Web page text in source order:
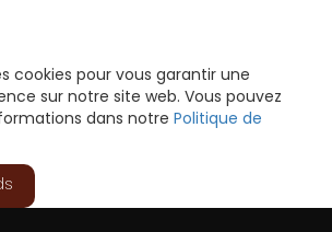
cookies pour vous garantir une
sur notre site web. Vous pouvez
dans notre Politique de